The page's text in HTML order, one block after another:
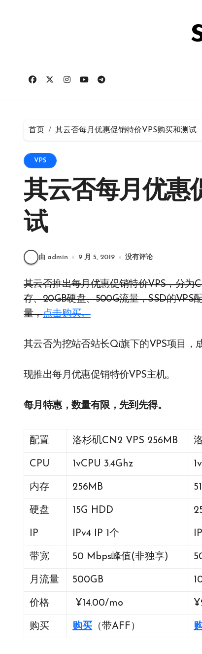
首页 其云否每月优惠促销特价VPS购买和测试
VPS
其云否每月优惠
试
由 admin 9 月 5, 2019 没有评论
其云否推出每月优惠促销特价VPS，分为CN2和SSD两种，CN2的VPS配置为1vCPU、512MB内
存、20GB硬盘、500G流量，SSD的VPS
量，点击购买。
其云否为挖站否站长Qi旗下的VPS项目，
现推出每月优惠促销特价VPS主机。
每月特惠，数量有限，先到先得。
配置 洛杉矶CN2 VPS 256MB
CPU 1vCPU 3.4Ghz
内存 256MB
硬盘 15G HDD
IP IPv4 IP 1个
带宽 50 Mbps峰值(非独享)
月流量 500GB
价格 ¥14.00/mo
购买 购买 （带AFF）